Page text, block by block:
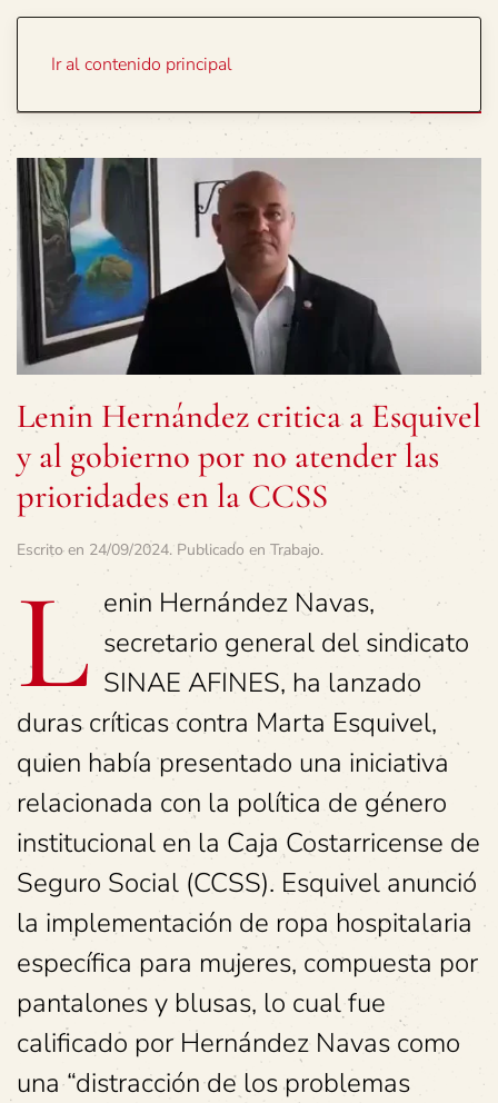
Ir al contenido principal
Lenin Hernández critica a Esquivel
y al gobierno por no atender las
prioridades en la CCSS
Escrito en 24/09/2024. Publicado en Trabajo.
L enin Hernández Navas,
secretario general del sindicato
SINAE AFINES, ha lanzado
duras críticas contra Marta Esquivel,
quien había presentado una iniciativa
relacionada con la política de género
institucional en la Caja Costarricense de
Seguro Social (CCSS). Esquivel anunció
la implementación de ropa hospitalaria
específica para mujeres, compuesta por
pantalones y blusas, lo cual fue
calificado por Hernández Navas como
una “distracción de los problemas